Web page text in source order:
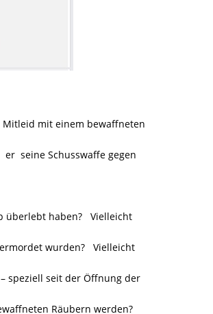
mit einem bewaffneten
seine Schusswaffe gegen
überlebt haben? Vielleicht
wurden? Vielleicht
speziell seit der Öffnung der
Räubern werden?